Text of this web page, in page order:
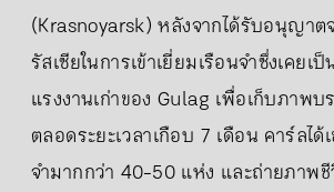
(Krasnoyarsk) หลังจากได้รับอนุญา
รัสเซียในการเข้าเยี่ยมเรือนจำซึ่งเคยเ
แรงงานเก่าของ Gulag เพื่อเก็บภาพบ
ตลอดระยะเวลาเกือบ 7 เดือน คาร์ลได้
จำมากกว่า 40-50 แห่ง และถ่ายภาพ